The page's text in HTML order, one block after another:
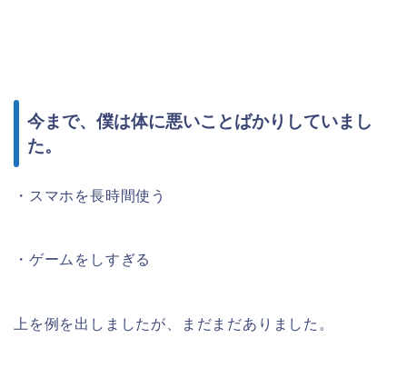
今まで、僕は体に悪いことばかりしていまし
た。
・スマホを長時間使う
・ゲームをしすぎる
上を例を出しましたが、まだまだありました。